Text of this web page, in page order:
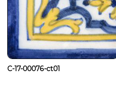
C-17-00076-ct01